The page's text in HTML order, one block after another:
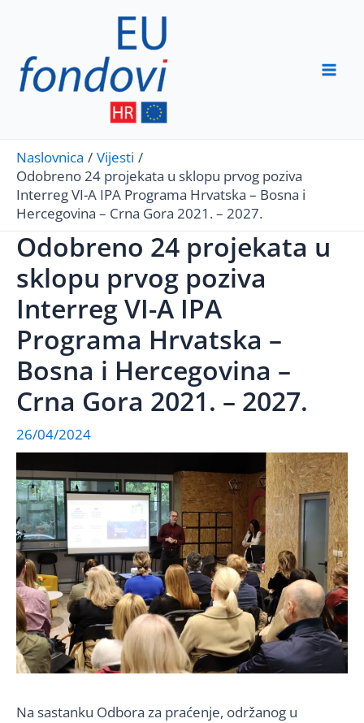
content
Naslovnica
Vijesti
Odobreno 24 projekata u sklopu prvog poziva
Interreg VI-A IPA Programa Hrvatska – Bosna i
Hercegovina – Crna Gora 2021. – 2027.
Odobreno 24 projekata u
sklopu prvog poziva
Interreg VI-A IPA
Programa Hrvatska –
Bosna i Hercegovina –
Crna Gora 2021. – 2027.
26/04/2024
Na sastanku Odbora za praćenje, održanog u